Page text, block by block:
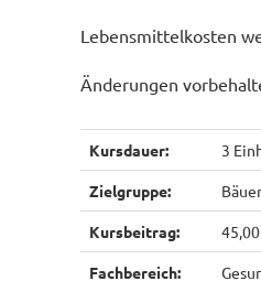
Lebensmittelkosten
Änderungen
Kursdauer: 3
Zielgruppe:
Kursbeitrag:
Fachbereich: